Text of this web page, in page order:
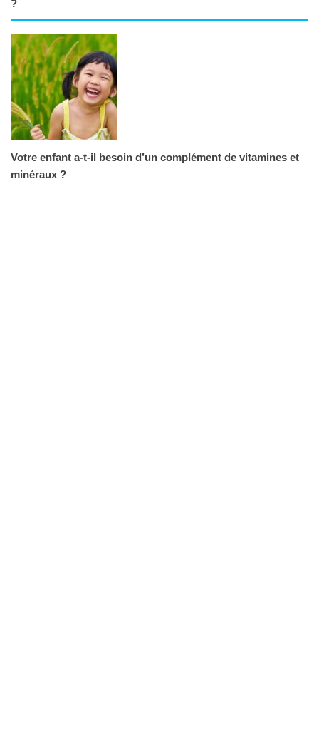
?
Votre enfant a-t-il besoin d’un complément de vitamines et
minéraux ?